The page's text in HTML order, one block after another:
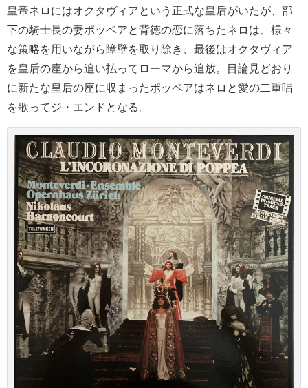
皇帝ネロにはオクタヴィアという正式な皇后がいたが、部
下の騎士長の妻ポッペアと背徳の恋に落ちたネロは、様々
な策略を用いながら障壁を取り除き、最後はオクタヴィア
を皇后の座から追い払ってローマから追放。目論見どおり
に新たな皇后の座に収まったポッペアはネロと愛の二重唱
を歌ってジ・エンドとなる。